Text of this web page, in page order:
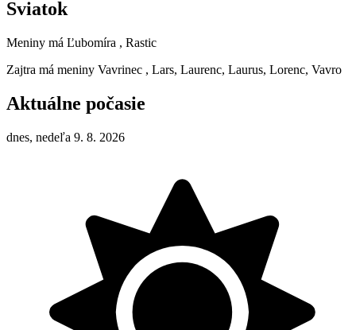
Sviatok
Meniny má Ľubomíra , Rastic
Zajtra má meniny Vavrinec , Lars, Laurenc, Laurus, Lorenc, Vavro
Aktuálne počasie
dnes, nedeľa 9. 8. 2026